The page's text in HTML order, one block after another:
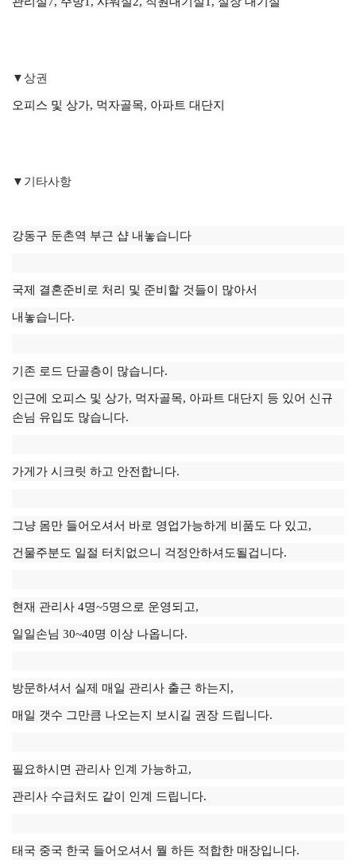
▼상권
오피스 및 상가, 먹자골목, 아파트 대단지
▼기타사항
강동구 둔촌역 부근 샵 내놓습니다
국제 결혼준비로 처리 및 준비할 것들이 많아서
내놓습니다.
기존 로드 단골층이 많습니다.
인근에 오피스 및 상가, 먹자골목, 아파트 대단지 등 있어 신규
손님 유입도 많습니다.
가게가 시크릿 하고 안전합니다.
그냥 몸만 들어오셔서 바로 영업가능하게 비품도 다 있고,
건물주분도 일절 터치없으니 걱정안하셔도될겁니다.
현재 관리사 4명~5명으로 운영되고,
일일손님 30~40명 이상 나옵니다.
방문하셔서 실제 매일 관리사 출근 하는지,
매일 갯수 그만큼 나오는지 보시길 권장 드립니다.
필요하시면 관리사 인계 가능하고,
관리사 수급처도 같이 인계 드립니다.
태국 중국 한국 들어오셔서 뭘 하든 적합한 매장입니다.